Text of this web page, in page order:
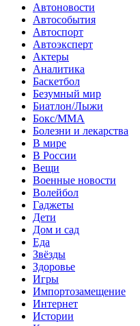
Автоновости
Автособытия
Автоспорт
Автоэксперт
Актеры
Аналитика
Баскетбол
Безумный мир
Биатлон/Лыжи
Бокс/MMA
Болезни и лекарства
В мире
В России
Вещи
Военные новости
Волейбол
Гаджеты
Дети
Дом и сад
Еда
Звёзды
Здоровье
Игры
Импортозамещение
Интернет
Истории